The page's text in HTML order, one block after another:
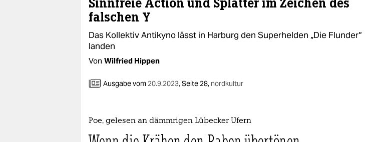
Sinnfreie Action und Splatter im Zeichen des
falschen Y
Das Kollektiv Antikyno lässt in Harburg den Superhelden „Die Flunder“
landen
Von Wilfried Hippen
Ausgabe vom 20.9.2023,Seite 28, nordkultur
Poe, gelesen an dämmrigen Lübecker Ufern